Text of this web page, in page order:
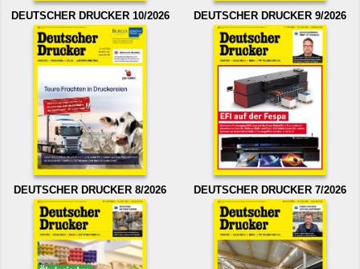
DEUTSCHER DRUCKER 10/2026 DEUTSCHER DRUCKER 9/2026
DEUTSCHER DRUCKER 8/2026 DEUTSCHER DRUCKER 7/2026